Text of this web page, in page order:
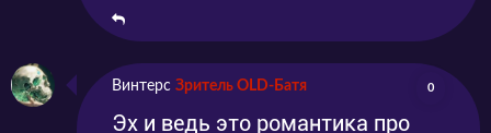
Винтерс Зритель OLD-Батя 0
Эх и ведь это романтика про